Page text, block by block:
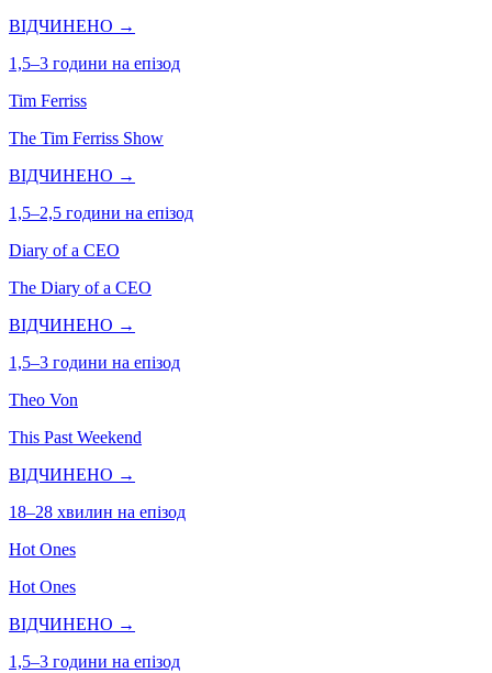
ВІДЧИНЕНО →
1,5–3 години на епізод
Tim Ferriss
The Tim Ferriss Show
ВІДЧИНЕНО →
1,5–2,5 години на епізод
Diary of a CEO
The Diary of a CEO
ВІДЧИНЕНО →
1,5–3 години на епізод
Theo Von
This Past Weekend
ВІДЧИНЕНО →
18–28 хвилин на епізод
Hot Ones
Hot Ones
ВІДЧИНЕНО →
1,5–3 години на епізод